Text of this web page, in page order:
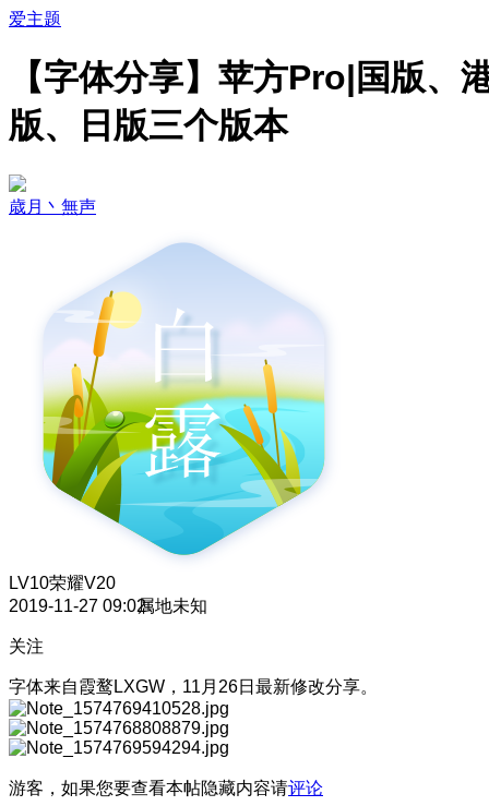
爱主题
【字体分享】苹方Pro|国版、
版、日版三个版本
歳月丶無声
LV10荣耀V20
2019-11-27 09:02属地未知
关注
字体来自霞鹜LXGW，11月26日最新修改分享。
游客，如果您要查看本帖隐藏内容请评论